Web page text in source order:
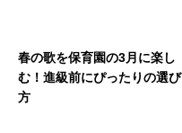
春の歌を保育園の3月に楽し
む！進級前にぴったりの選び
方